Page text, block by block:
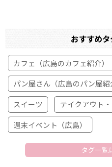
おすすめ
カフェ（広島のカフェ紹介）
パン屋さん（広島のパン屋紹
スイーツ
テイクアウト
週末イベント（広島）
タグ一覧